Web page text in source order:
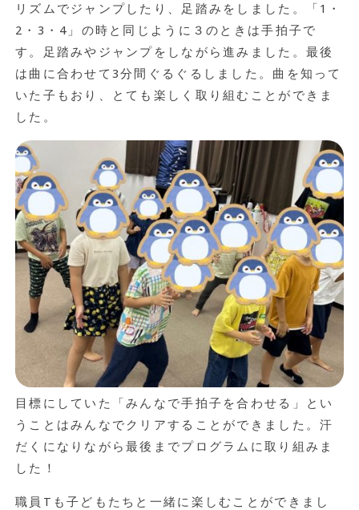
リズムでジャンプしたり、足踏みをしました。「1・
2・3・4」の時と同じように３のときは手拍子で
す。足踏みやジャンプをしながら進みました。最後
は曲に合わせて3分間ぐるぐるしました。曲を知って
いた子もおり、とても楽しく取り組むことができま
した。
目標にしていた「みんなで手拍子を合わせる」とい
うことはみんなでクリアすることができました。汗
だくになりながら最後までプログラムに取り組みま
した！
職員Tも子どもたちと一緒に楽しむことができまし